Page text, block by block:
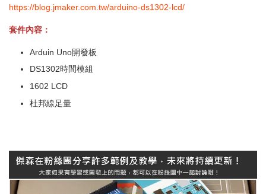
https://blog.jmaker.com.tw/arduino-ds1302-lcd/
套件內容：
Arduin Uno開發板
DS1302時間模組
1602 LCD
杜邦線足量